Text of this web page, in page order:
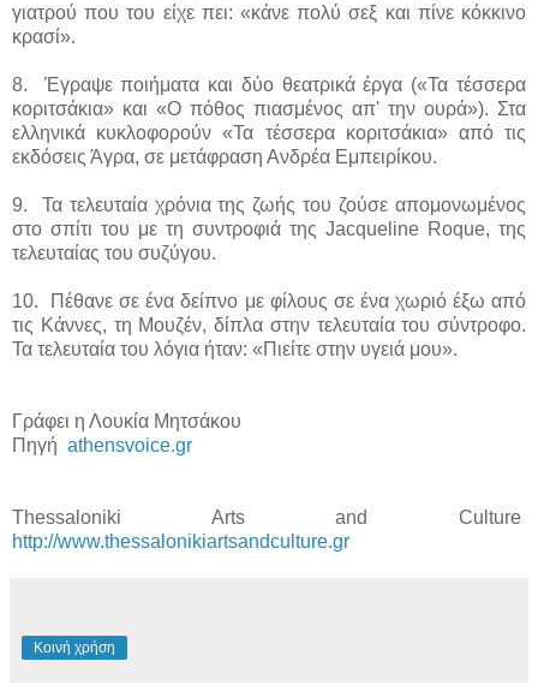
γιατρού που του είχε πει: «κάνε πολύ σεξ και πίνε κόκκινο
κρασί».
8. Έγραψε ποιήματα και δύο θεατρικά έργα («Τα τέσσερα
κοριτσάκια» και «Ο πόθος πιασμένος απ' την ουρά»). Στα
ελληνικά κυκλοφορούν «Τα τέσσερα κοριτσάκια» από τις
εκδόσεις Άγρα, σε μετάφραση Ανδρέα Εμπειρίκου.
9. Τα τελευταία χρόνια της ζωής του ζούσε απομονωμένος
στο σπίτι του με τη συντροφιά της Jacqueline Roque, της
τελευταίας του συζύγου.
10. Πέθανε σε ένα δείπνο με φίλους σε ένα χωριό έξω από
τις Κάννες, τη Μουζέν, δίπλα στην τελευταία του σύντροφο.
Τα τελευταία του λόγια ήταν: «Πιείτε στην υγειά μου».
Γράφει η Λουκία Μητσάκου
Πηγή athensvoice.gr
Thessaloniki Arts and Culture
http://www.thessalonikiartsandculture.gr
Κοινή χρήση